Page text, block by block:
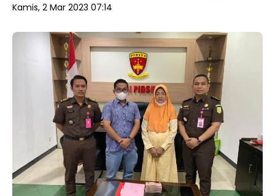
Kamis, 2 Mar 2023 07:14